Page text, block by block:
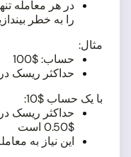
را به خطر
مثال:
حساب: $100
حداکثر ریسک در
با یک حساب $10:
$0.50 است
این نیاز به